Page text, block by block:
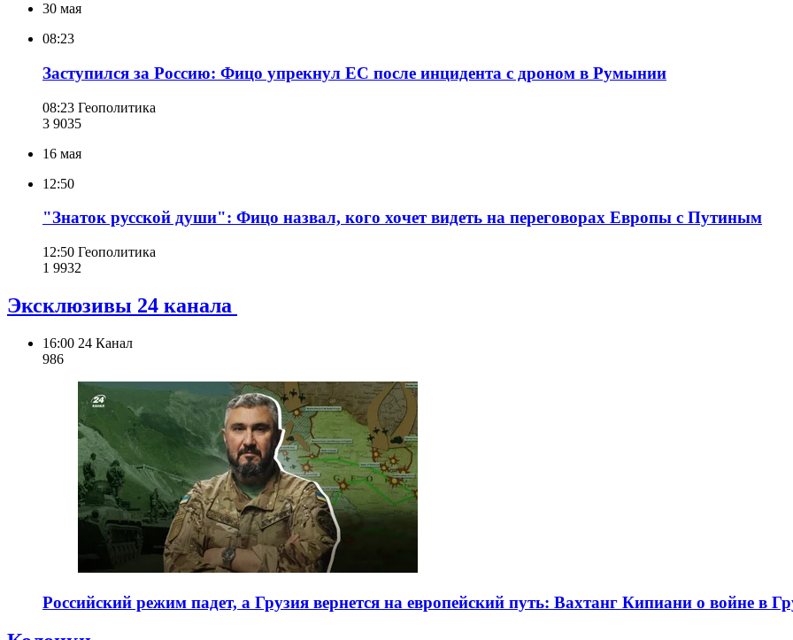
30 мая
08:23
Заступился за Россию: Фицо упрекнул ЕС после инцидента с дроном в Румынии
08:23 Геополитика
3 9035
16 мая
12:50
"Знаток русской души": Фицо назвал, кого хочет видеть на переговорах Европы с Путиным
12:50 Геополитика
1 9932
Эксклюзивы 24 канала
16:00 24 Канал
986
Российский режим падет, а Грузия вернется на европейский путь: Вахтанг Кипиани о войне в